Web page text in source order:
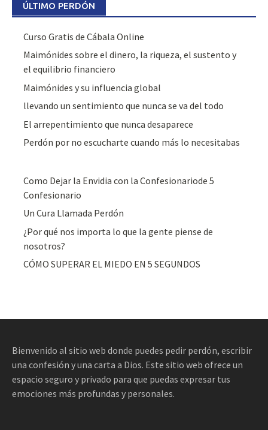
ÚLTIMO PERDÓN
Curso Gratis de Cábala Online
Maimónides sobre el dinero, la riqueza, el sustento y
el equilibrio financiero
Maimónides y su influencia global
llevando un sentimiento que nunca se va del todo
El arrepentimiento que nunca desaparece
Perdón por no escucharte cuando más lo necesitabas
Como Dejar la Envidia con la Confesionariode 5
Confesionario
Un Cura Llamada Perdón
¿Por qué nos importa lo que la gente piense de
nosotros?
CÓMO SUPERAR EL MIEDO EN 5 SEGUNDOS
Bienvenido al sitio web donde puedes pedir perdón, escribir
una confesión y una carta a Dios. Este sitio web ofrece un
espacio seguro y privado para que puedas expresar tus
emociones más profundas y personales.